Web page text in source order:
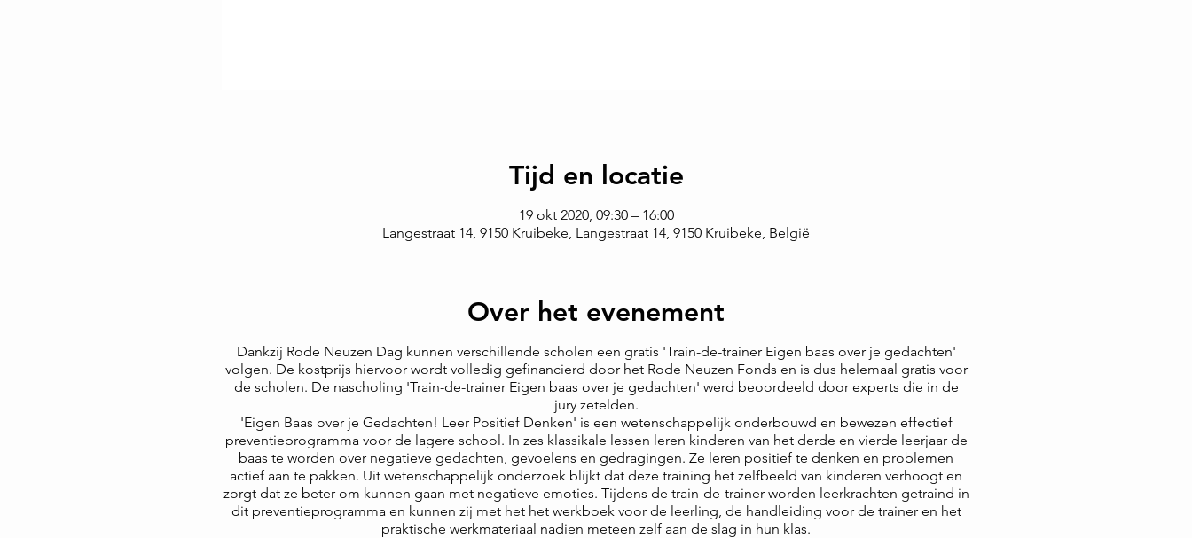
Tijd en locatie
19 okt 2020, 09:30 – 16:00
Langestraat 14, 9150 Kruibeke, Langestraat 14, 9150 Kruibeke, België
Over het evenement
Dankzij Rode Neuzen Dag kunnen verschillende scholen een gratis 'Train-de-trainer Eigen baas over je gedachten'
volgen. De kostprijs hiervoor wordt volledig gefinancierd door het Rode Neuzen Fonds en is dus helemaal gratis voor
de scholen. De nascholing 'Train-de-trainer Eigen baas over je gedachten' werd beoordeeld door experts die in de
jury zetelden.
'Eigen Baas over je Gedachten! Leer Positief Denken' is een wetenschappelijk onderbouwd en bewezen effectief
preventieprogramma voor de lagere school. In zes klassikale lessen leren kinderen van het derde en vierde leerjaar de
baas te worden over negatieve gedachten, gevoelens en gedragingen. Ze leren positief te denken en problemen
actief aan te pakken. Uit wetenschappelijk onderzoek blijkt dat deze training het zelfbeeld van kinderen verhoogt en
zorgt dat ze beter om kunnen gaan met negatieve emoties. Tijdens de train-de-trainer worden leerkrachten getraind in
dit preventieprogramma en kunnen zij met het het werkboek voor de leerling, de handleiding voor de trainer en het
praktische werkmateriaal nadien meteen zelf aan de slag in hun klas.